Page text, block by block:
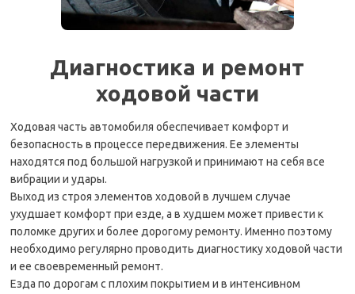
Диагностика и ремонт
ходовой части
Ходовая часть автомобиля обеспечивает комфорт и
безопасность в процессе передвижения. Ее элементы
находятся под большой нагрузкой и принимают на себя все
вибрации и удары.
Выход из строя элементов ходовой в лучшем случае
ухудшает комфорт при езде, а в худшем может привести к
поломке других и более дорогому ремонту. Именно поэтому
необходимо регулярно проводить диагностику ходовой части
и ее своевременный ремонт.
Езда по дорогам с плохим покрытием и в интенсивном